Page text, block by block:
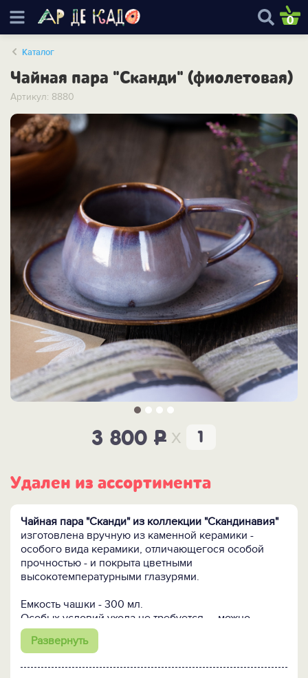
0
Каталог
Чайная пара "Сканди" (фиолетовая)
Артикул: 8880
3 800 P x
Удален из ассортимента
Чайная пара "Сканди" из коллекции "Скандинавия"
изготовлена вручную из каменной керамики -
особого вида керамики, отличающегося особой
прочностью - и покрыта цветными
высокотемпературными глазурями.
Емкость чашки - 300 мл.
Особых условий ухода не требуется — можно
использовать в свч-печи и мыть в посудомоечной
машине.
Развернуть